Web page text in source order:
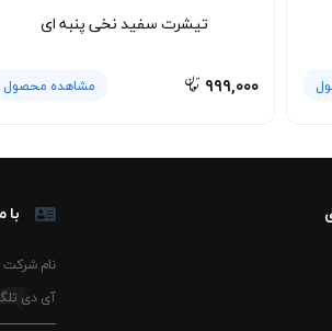
شخصی و معنادار خواهد بود.تیشرت سفید نخی پنبه ای
۹۹۹,۰۰۰ مشاهده محصول
با
نام شرکت
آی دی